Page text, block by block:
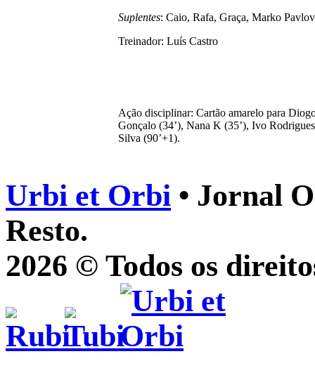
Suplentes: Caio, Rafa, Graça, Marko
Treinador: Luís Castro
Ação disciplinar: Cartão amarelo para
Gonçalo (34’), Nana K (35’), Ivo
Silva (90’+1).
Urbi et Orbi • Jornal
Resto.
2026 © Todos os